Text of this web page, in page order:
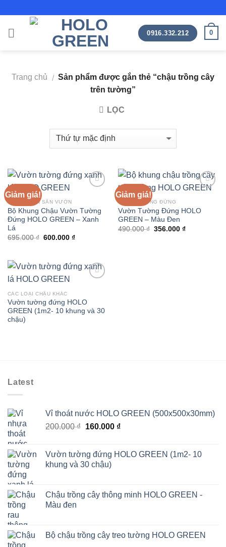
content
0916.332.212 0
Trang chủ / Sản phẩm được gắn thẻ “chậu trồng cây
trên tường”
LỌC
Giảm giá!
CẢNH QUAN SÂN VƯỜN
Bộ Khung Chậu Vườn Tường
Đứng HOLO GREEN – Xanh
Lá
695.000₫ Giá
600.000 ₫Giá
600.000 ₫.
Giảm giá!
VƯỜN TƯỜNG ĐỨNG
Vườn Tường Đứng HOLO
GREEN – Màu Đen
490.000₫ Giá
356.000 ₫Giá
CÁC LOẠI CHẬU KHÁC
Vườn tường đứng HOLO
GREEN (1m2- 10 khung và 30
chậu)
Latest
Vỉ thoát nước HOLO GREEN (500x500x30mm)
200.000₫ Giá
200.000 ₫.
160.000 ₫Giá
là:
Vườn tường đứng HOLO GREEN (1m2- 10
khung và 30 chậu)
Chậu trồng cây thông minh HOLO GREEN -
Màu đen
Bộ chậu trồng cây treo tường HOLO GREEN